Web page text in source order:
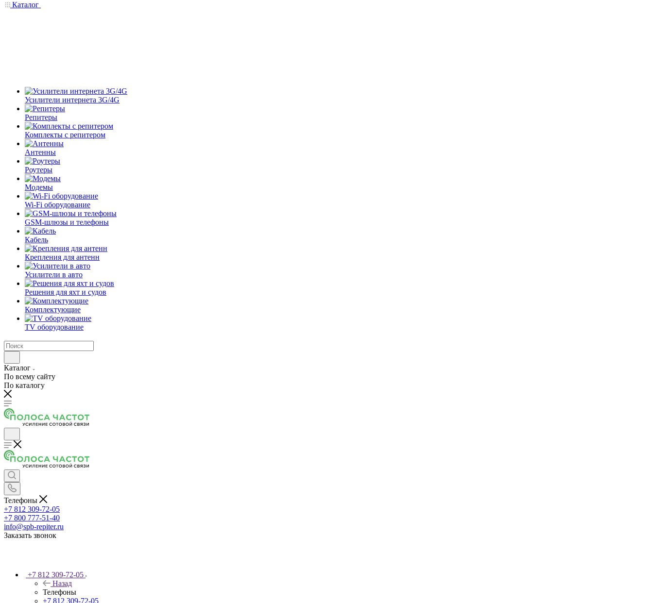
Каталог
Усилители интернета 3G/4G
Репитеры
Комплекты с репитером
Антенны
Роутеры
Модемы
Wi-Fi оборудование
GSM-шлюзы и телефоны
Кабель
Крепления для антенн
Усилители в авто
Решения для яхт и судов
Комплектующие
TV оборудование
Каталог
По всему сайту
По каталогу
Телефоны
+7 812 309-72-05
+7 800 777-51-40
info@spb-repiter.ru
Заказать звонок
+7 812 309-72-05
Назад
Телефоны
+7 812 309-72-05